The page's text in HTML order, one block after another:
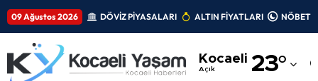
09 Ağustos 2026 DÖVİZ PİYASALARI ALTIN FİYATLARI
Kocaeli
Açık 23°
Adıyaman